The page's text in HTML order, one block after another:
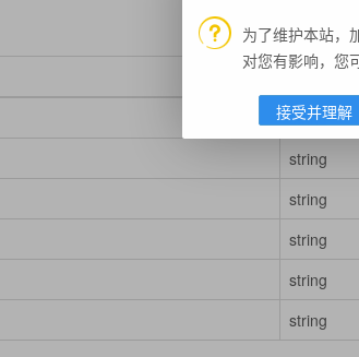
string
string
string
string
string
string
为了维护本站，
对您有影响，您
接受并理解